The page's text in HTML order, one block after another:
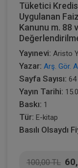
Tüketici
Uygulanan
Kanunu m. 88
Yayınevi: Aristo
Yazar: Arş. Gör.
Sayfa Sayısı: 64
Yayın Tarihi:
Baskı: 1
Tür: E-kitap
Basılı Olsaydı
100,00 TL